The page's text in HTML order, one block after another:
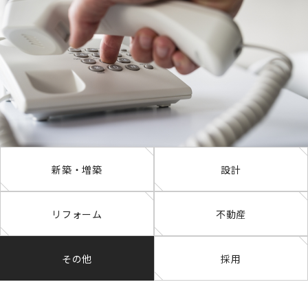
新築・増築 設計
リフォーム 不動産
その他 採用